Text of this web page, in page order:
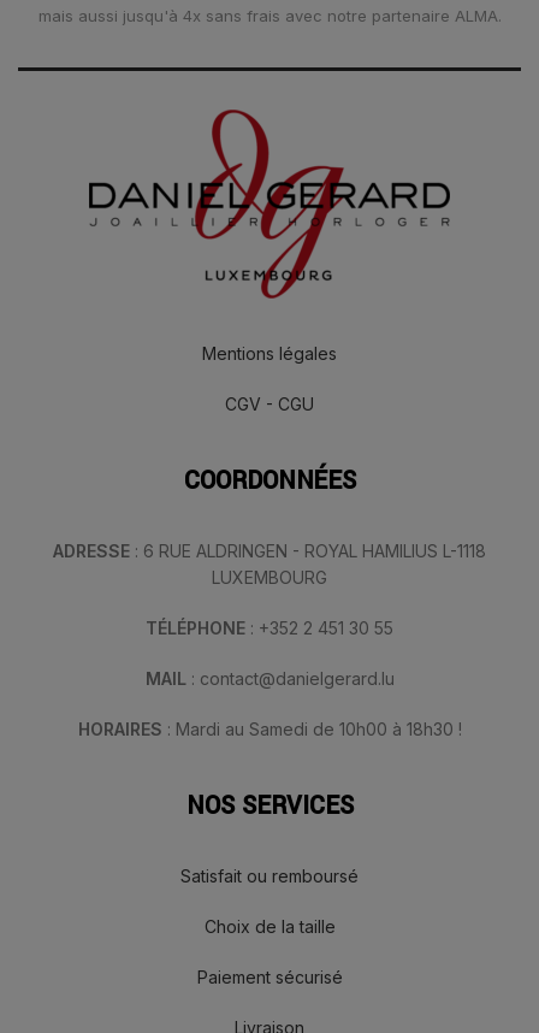
mais aussi jusqu'à 4x sans frais avec notre partenaire ALMA.
Mentions légales
CGV - CGU
COORDONNÉES
ADRESSE : 6 RUE ALDRINGEN - ROYAL HAMILIUS L-1118
LUXEMBOURG
TÉLÉPHONE : +352 2 451 30 55
MAIL : contact@danielgerard.lu
HORAIRES : Mardi au Samedi de 10h00 à 18h30 !
NOS SERVICES
Satisfait ou remboursé
Choix de la taille
Paiement sécurisé
Livraison